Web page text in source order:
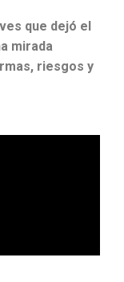
que dejó el
mirada
riesgos y